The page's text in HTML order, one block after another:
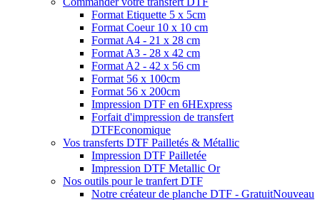
Format Etiquette 5 x 5cm
Format Coeur 10 x 10 cm
Format A4 - 21 x 28 cm
Format A3 - 28 x 42 cm
Format A2 - 42 x 56 cm
Format 56 x 100cm
Format 56 x 200cm
Impression DTF en 6HExpress
Forfait d'impression de transfert
DTFEconomique
Vos transferts DTF Pailletés & Métallic
Impression DTF Pailletée
Impression DTF Metallic Or
Nos outils pour le tranfert DTF
Notre créateur de planche DTF - GratuitNouveau